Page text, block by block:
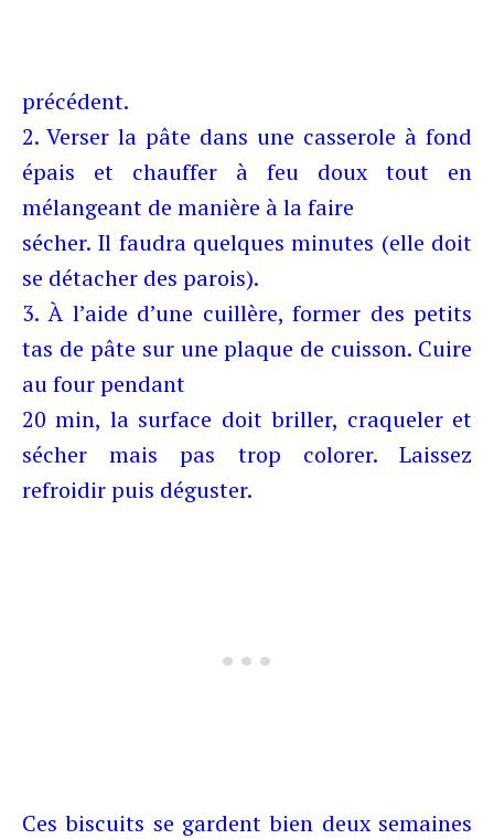
précédent.
2. Verser la pâte dans une casserole à fond
épais et chauffer à feu doux tout en
mélangeant de manière à la faire
sécher. Il faudra quelques minutes (elle doit
se détacher des parois).
3. À l’aide d’une cuillère, former des petits
tas de pâte sur une plaque de cuisson. Cuire
au four pendant
20 min, la surface doit briller, craqueler et
sécher mais pas trop colorer. Laissez
refroidir puis déguster.
Ces biscuits se gardent bien deux semaines